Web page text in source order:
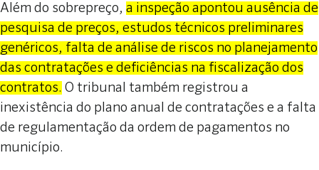
Além do sobrepreço, a inspeção apontou ausência de
pesquisa de preços, estudos técnicos preliminares
genéricos, falta de análise de riscos no planejamento
das contratações e deficiências na fiscalização dos
contratos. O tribunal também registrou a
inexistência do plano anual de contratações e a falta
de regulamentação da ordem de pagamentos no
município.